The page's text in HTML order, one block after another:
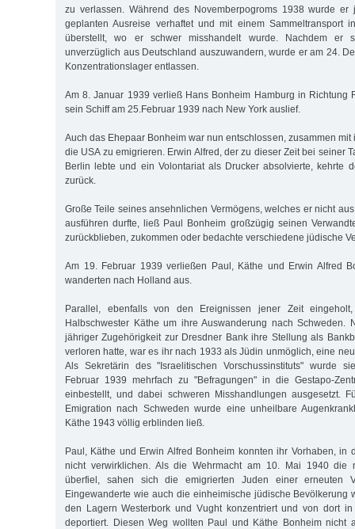
zu verlassen. Während des Novemberpogroms 1938 wurde er
geplanten Ausreise verhaftet und mit einem Sammeltransport
überstellt, wo er schwer misshandelt wurde. Nachdem er
unverzüglich aus Deutschland auszuwandern, wurde er am 24.
Konzentrationslager entlassen.
Am 8. Januar 1939 verließ Hans Bonheim Hamburg in Richtung
sein Schiff am 25.Februar 1939 nach New York auslief.
Auch das Ehepaar Bonheim war nun entschlossen, zusammen
die USA zu emigrieren. Erwin Alfred, der zu dieser Zeit bei seiner
Berlin lebte und ein Volontariat als Drucker absolvierte, kehrte
zurück.
Große Teile seines ansehnlichen Vermögens, welches er nicht
ausführen durfte, ließ Paul Bonheim großzügig seinen
zurückblieben, zukommen oder bedachte verschiedene jüdische
Am 19. Februar 1939 verließen Paul, Käthe und Erwin Alfred
wanderten nach Holland aus.
Parallel, ebenfalls von den Ereignissen jener Zeit
Halbschwester Käthe um ihre Auswanderung nach Schweden.
jähriger Zugehörigkeit zur Dresdner Bank ihre Stellung als
verloren hatte, war es ihr nach 1933 als Jüdin unmöglich, eine
Als Sekretärin des "Israelitischen Vorschussinstituts" wurde
Februar 1939 mehrfach zu "Befragungen" in die Gestapo-
einbestellt, und dabei schweren Misshandlungen ausgesetzt.
Emigration nach Schweden wurde eine unheilbare
Käthe 1943 völlig erblinden ließ.
Paul, Käthe und Erwin Alfred Bonheim konnten ihr Vorhaben, in
nicht verwirklichen. Als die Wehrmacht am 10. Mai 1940 die
überfiel, sahen sich die emigrierten Juden einer erneuten
Eingewanderte wie auch die einheimische jüdische Bevölkerung
den Lagern Westerbork und Vught konzentriert und von dort in
deportiert. Diesen Weg wollten Paul und Käthe Bonheim nicht